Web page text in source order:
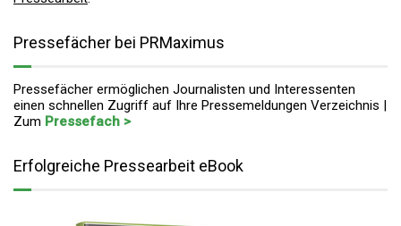
Pressefächer bei PRMaximus
Pressefächer ermöglichen Journalisten und Interessenten
einen schnellen Zugriff auf Ihre Pressemeldungen Verzeichnis |
Zum Pressefach >
Erfolgreiche Pressearbeit eBook